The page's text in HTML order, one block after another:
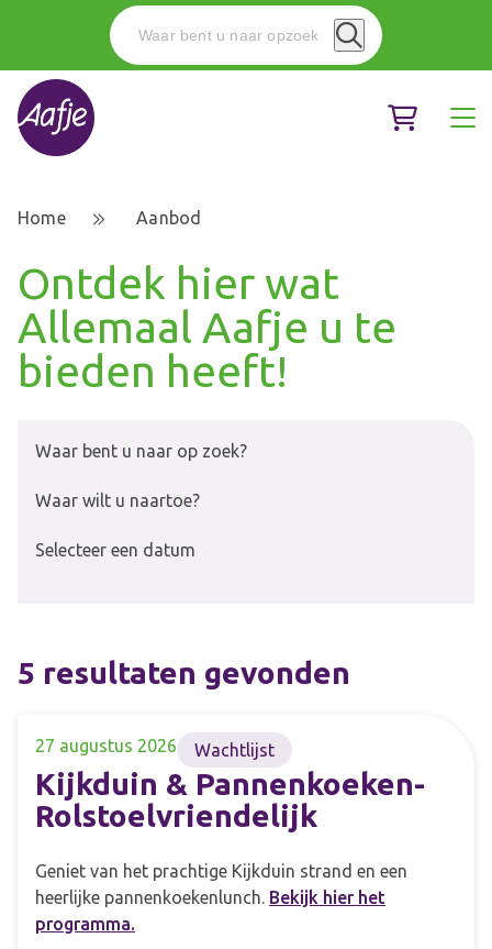
Home Aanbod
Ontdek hier wat
Allemaal Aafje u te
bieden heeft!
Waar bent u naar op zoek?
Waar wilt u naartoe?
Selecteer een datum
5 resultaten gevonden
27 augustus 2026 Wachtlijst
Kijkduin & Pannenkoeken-
Rolstoelvriendelijk
Geniet van het prachtige Kijkduin strand en een
heerlijke pannenkoekenlunch. Bekijk hier het
programma.